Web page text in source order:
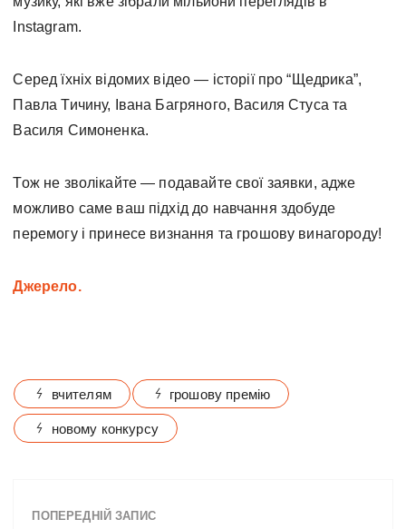
Instagram.
Серед їхніх відомих відео — історії про “Щедрика”,
Павла Тичину, Івана Багряного, Василя Стуса та
Василя Симоненка.
Тож не зволікайте — подавайте свої заявки, адже
можливо саме ваш підхід до навчання здобуде
перемогу і принесе визнання та грошову винагороду!
Джерело.
вчителям грошову премію
новому конкурсу
ПОПЕРЕДНІЙ ЗАПИС